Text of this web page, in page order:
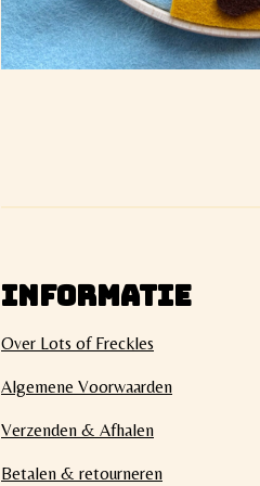
INFORMATIE
Over Lots of Freckles
Algemene Voorwaarden
Verzenden & Afhalen
Betalen & retourneren